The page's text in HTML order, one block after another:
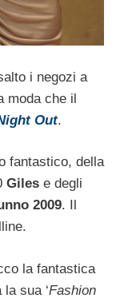
i negozi a
moda che il
Out.
fantastico, della
Giles e degli
2009. Il
la fantastica
sua ‘Fashion